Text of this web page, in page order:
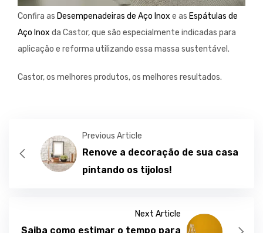
Confira as Desempenadeiras de Aço Inox e as Espátulas de
Aço Inox da Castor, que são especialmente indicadas para
aplicação e reforma utilizando essa massa sustentável.
Castor, os melhores produtos, os melhores resultados.
Previous Article
Renove a decoração de sua casa
pintando os tijolos!
Next Article
Saiba como estimar o tempo para